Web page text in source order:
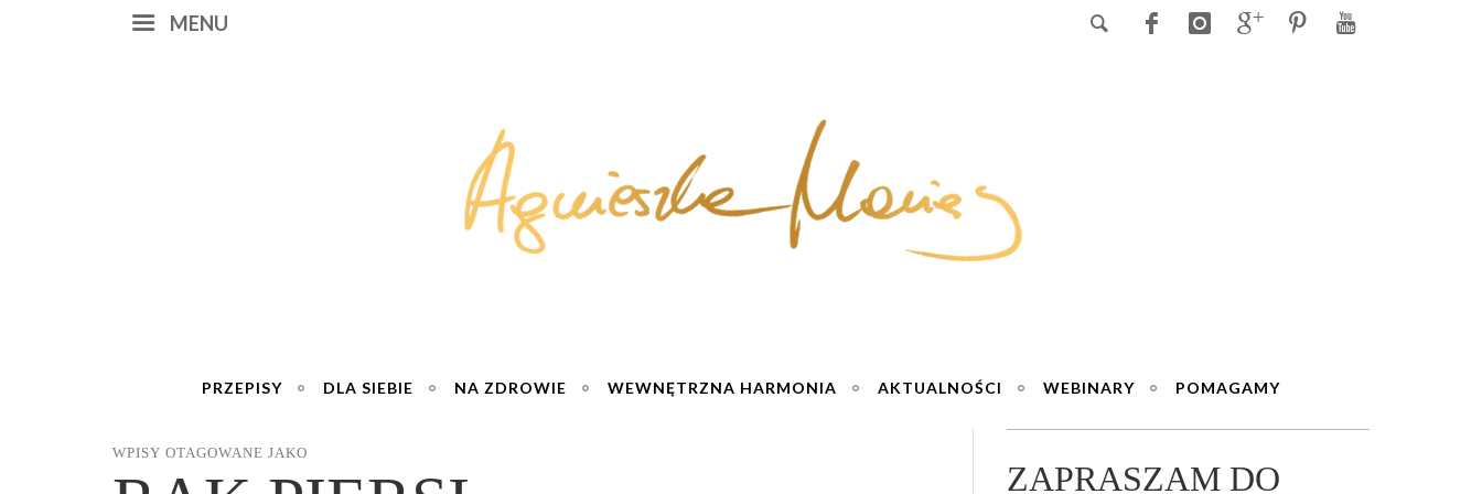
MENU
PRZEPISY DLA SIEBIE NA ZDROWIE WEWNĘTRZNA HARMONIA AKTUALNOŚCI WEBINARY POMAGAMY
WPISY OTAGOWANE JAKO
ZAPRASZAM DO